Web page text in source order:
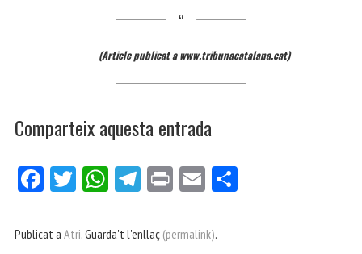
(Article publicat a www.tribunacatalana.cat)
Comparteix aquesta entrada
Fa
bo
Tw
er
W
ts
Te
gr
Pri E
ail
Publicat a Atri. Guarda't l'enllaç (permalink).